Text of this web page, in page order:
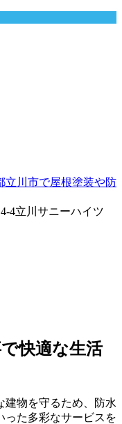
快適な生活
建物を守るため、防水
った多彩なサービスを